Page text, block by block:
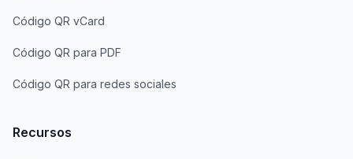
Código QR vCard
Código QR para PDF
Código QR para redes sociales
Recursos